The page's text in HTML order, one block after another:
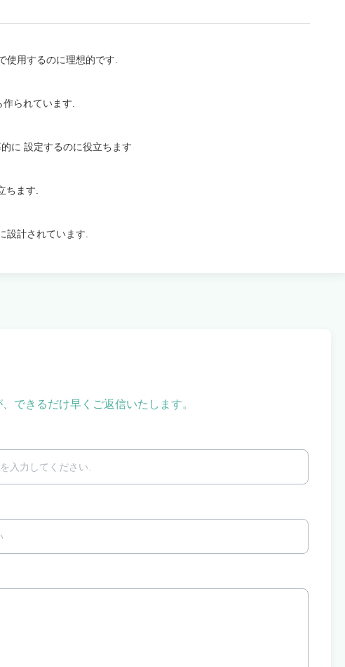
用するのに理想的です.
られています.
に 設定するのに役立ちます
ちます.
設計されています.
できるだけ早くご返信いたします。